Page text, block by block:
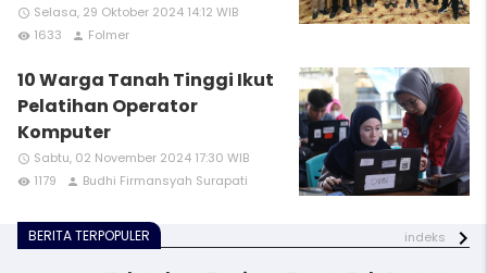
access_time Selasa, 29 Oktober 2024 14:12 WIB
remove_red_eye 1633 person Folmer
10 Warga Tanah Tinggi Ikut
Pelatihan Operator
Komputer
access_time Sabtu, 02 November 2024 17:30 WIB
remove_red_eye 1179 person Budhi Firmansyah Surapati
BERITA TERPOPULER indeks